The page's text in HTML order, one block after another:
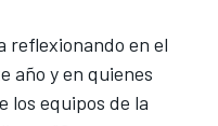
reflexionando en el
año y en quienes
los equipos de la